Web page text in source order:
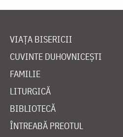
VIAȚA BISERICII
CUVINTE DUHOVNICEȘTI
FAMILIE
LITURGICĂ
BIBLIOTECĂ
ÎNTREABĂ PREOTUL